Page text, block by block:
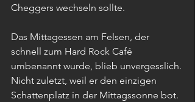
Cheggers wechseln sollte.
Das Mittagessen am Felsen, der
schnell zum Hard Rock Café
umbenannt wurde, blieb unvergesslich.
Nicht zuletzt, weil er den einzigen
Schattenplatz in der Mittagssonne bot.